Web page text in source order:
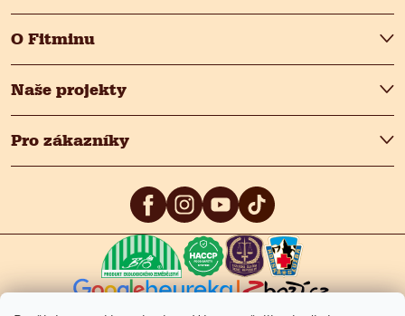
O Fitminu
Naše projekty
Pro zákazníky
5 4.9 /5 4.9